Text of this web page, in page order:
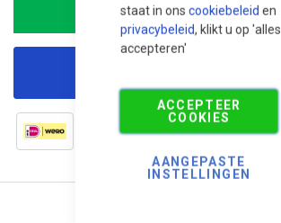
staat in ons cookiebeleid en
privacybeleid, klikt u op 'alles
accepteren'
ACCEPTEER
COOKIES
AANGEPASTE
INSTELLINGEN
In Winkelwagen